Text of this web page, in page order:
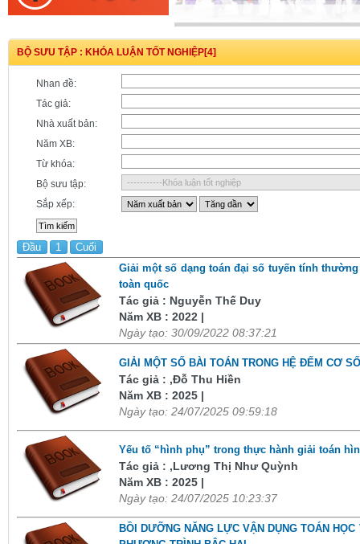
BỘ SƯU TẬP : KHÓA LUẬN TỐT NGHIỆP[4]
Nhan đề:
Tác giả:
Nhà xuất bản:
Năm XB:
Từ khóa:
Bộ sưu tập:
Sắp xếp:
Đầu 1
Cuối
Giải một số dạng toán đại số tuyến tính
toàn quốc
Tác giả : Nguyễn Thế Duy
Năm XB : 2022 |
Ngày tạo: 30/09/2022 08:37:21
GIẢI MỘT SỐ BÀI TOÁN TRONG HỆ ĐẾM CƠ
Tác giả : ,Đỗ Thu Hiền
Năm XB : 2025 |
Ngày tạo: 24/07/2025 09:59:18
Yếu tố “hình phụ” trong thực hành giải toán
Tác giả : ,Lương Thị Như Quỳnh
Năm XB : 2025 |
Ngày tạo: 24/07/2025 10:23:37
BỒI DƯỠNG NĂNG LỰC VẬN DỤNG TOÁN